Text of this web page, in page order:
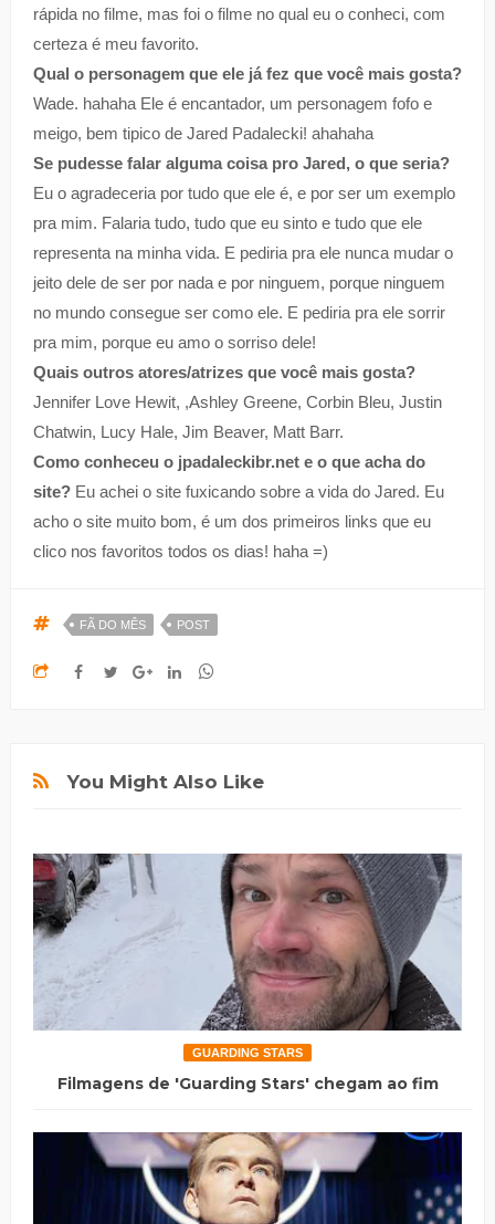
rápida no filme, mas foi o filme no qual eu o conheci, com
certeza é meu favorito.
Qual o personagem que ele já fez que você mais gosta?
Wade. hahaha Ele é encantador, um personagem fofo e
meigo, bem tipico de Jared Padalecki! ahahaha
Se pudesse falar alguma coisa pro Jared, o que seria?
Eu o agradeceria por tudo que ele é, e por ser um exemplo
pra mim. Falaria tudo, tudo que eu sinto e tudo que ele
representa na minha vida. E pediria pra ele nunca mudar o
jeito dele de ser por nada e por ninguem, porque ninguem
no mundo consegue ser como ele. E pediria pra ele sorrir
pra mim, porque eu amo o sorriso dele!
Quais outros atores/atrizes que você mais gosta?
Jennifer Love Hewit, ,Ashley Greene, Corbin Bleu, Justin
Chatwin, Lucy Hale, Jim Beaver, Matt Barr.
Como conheceu o jpadaleckibr.net e o que acha do
site?Eu achei o site fuxicando sobre a vida do Jared. Eu
acho o site muito bom, é um dos primeiros links que eu
clico nos favoritos todos os dias! haha =)
FÃ DO MÊS POST
You Might Also Like
GUARDING STARS
Filmagens de 'Guarding Stars' chegam ao fim